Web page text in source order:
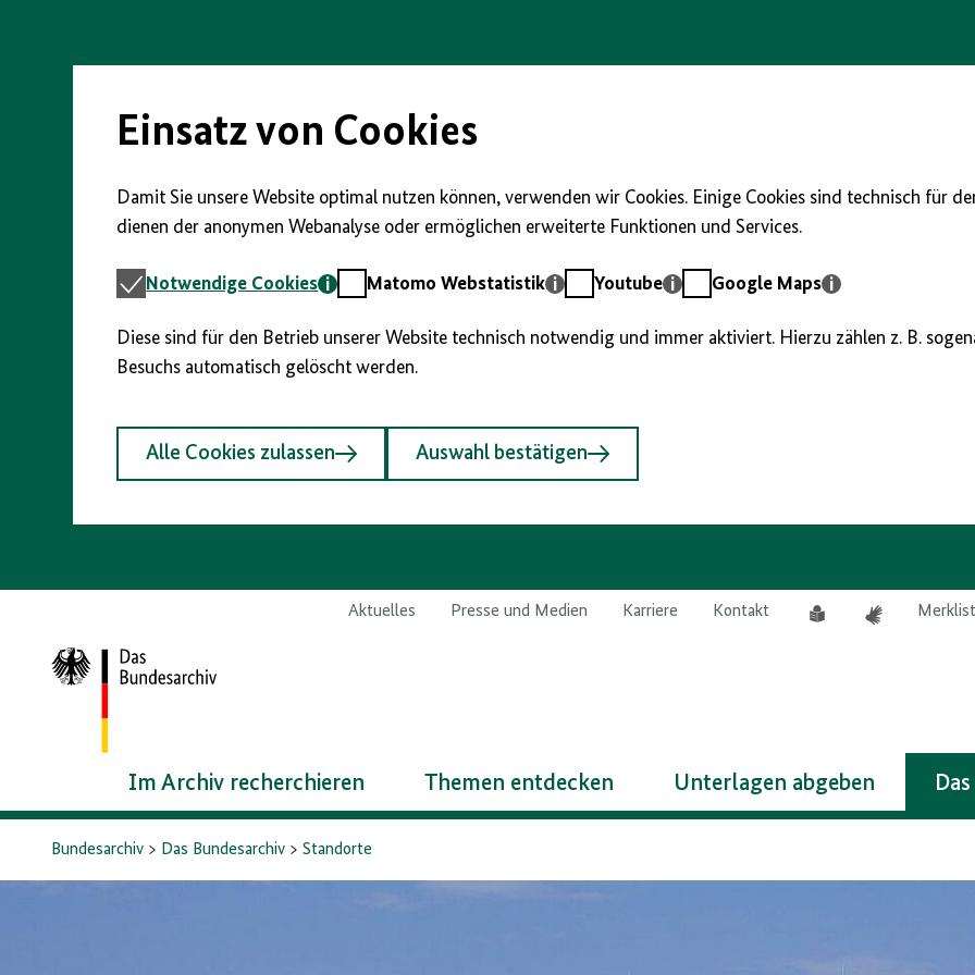
Seiteninhalt
Einsatz von Cookies
Damit Sie unsere Website optimal nutzen können, verwenden wir Cookies. Einige Cookies sind technisch für
dienen der anonymen Webanalyse oder ermöglichen erweiterte Funktionen und Services.
Notwendige
Notwendige Cookies
MatomoMatomo Webstatistik YoutubeYoutube
GoogleGoogle Maps
Diese sind für den Betrieb unserer Website technisch notwendig und immer aktiviert. Hierzu zählen z. B.
Besuchs automatisch gelöscht werden.
Alle Cookies zulassen Auswahl bestätigen
Aktuelles Presse und Medien Karriere Kontakt
Leichte
Zur
Startseite
Im Archiv recherchieren Themen entdecken Unterlagen abgeben
Bundesarchiv Das Bundesarchiv Standorte